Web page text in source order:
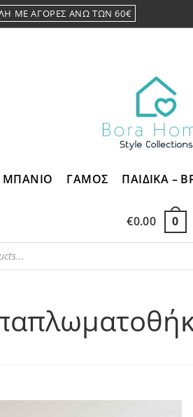
ΜΕ ΑΓΟΡΕΣ ΑΝΩ ΤΩΝ 60€
ΜΠΑΝΙΟ ΓΑΜΟΣ ΠΑΙΔΙΚΑ –
€0.00 0